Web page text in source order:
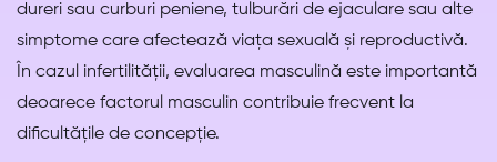
dureri sau curburi peniene, tulburări de ejaculare sau alte
simptome care afectează viața sexuală și reproductivă.
În cazul infertilității, evaluarea masculină este importantă
deoarece factorul masculin contribuie frecvent la
dificultățile de concepție.